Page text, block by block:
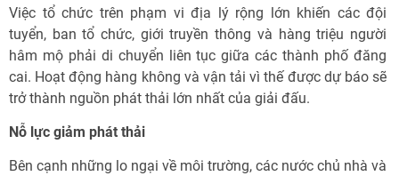
Việc tổ chức trên phạm vi địa lý rộng lớn khiến các đội
tuyển, ban tổ chức, giới truyền thông và hàng triệu người
hâm mộ phải di chuyển liên tục giữa các thành phố đăng
cai. Hoạt động hàng không và vận tải vì thế được dự báo sẽ
trở thành nguồn phát thải lớn nhất của giải đấu.
Nỗ lực giảm phát thải
Bên cạnh những lo ngại về môi trường, các nước chủ nhà và